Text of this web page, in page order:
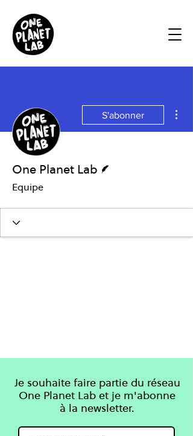
S'abonner
One Planet Lab
Equipe
Je souhaite faire partie du réseau
One Planet Lab et je m'abonne
à la newsletter.